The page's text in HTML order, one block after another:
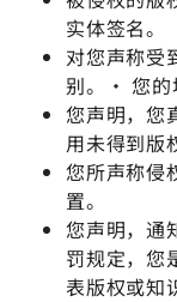
实体签名。
对您声称受
别。• 您的
您声明，您
用未得到版
您所声称侵
置。
您声明，通
罚规定，您
表版权或知